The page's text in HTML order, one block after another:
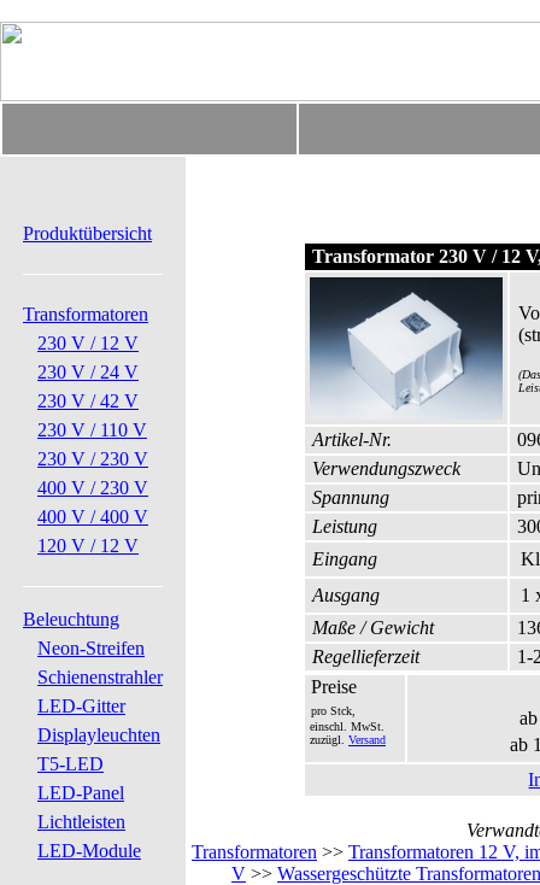
Produktübersicht
Transformatoren
230 V / 12 V
230 V / 24 V
230 V / 42 V
230 V / 110 V
230 V / 230 V
400 V / 230 V
400 V / 400 V
120 V / 12 V
Beleuchtung
Neon-Streifen
Schienenstrahler
LED-Gitter
Displayleuchten
T5-LED
LED-Panel
Lichtleisten
LED-Module
Transformator 230 V / 12
Artikel-Nr.
Verwendungszweck
Spannung
Leistung
Eingang
Ausgang
1
Maße / Gewicht
Regellieferzeit
1-
Preise
pro Stck,
einschl. MwSt.
zuzügl. Versand
ab
Transformatoren >> Transformatoren 12 V,
V >> Wassergeschützte